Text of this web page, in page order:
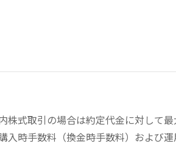
式取引の場合は約定代金に対して
入時手数料（換金時手数料）および